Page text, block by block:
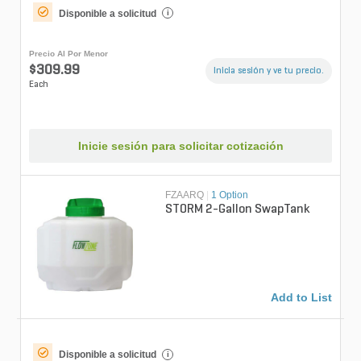
Disponible a solicitud i
Precio Al Por Menor
$309.99
Each
Inicia sesión y ve tu precio.
Inicie sesión para solicitar cotización
FZAARQ 1 Option
STORM 2-Gallon SwapTank
Add to List
Disponible a solicitud i